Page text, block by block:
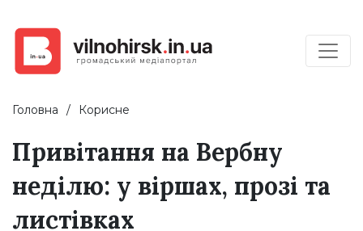
Головна Корисне
Привітання на Вербну
неділю: у віршах, прозі та
листівках